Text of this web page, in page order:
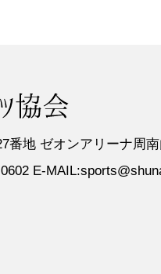
番地 ゼオンアリーナ周
E-